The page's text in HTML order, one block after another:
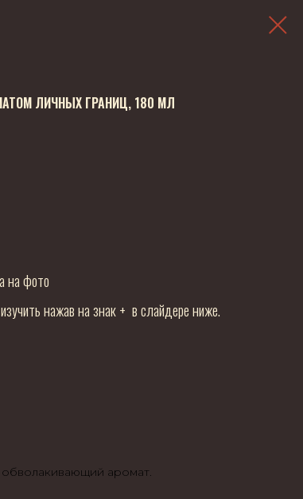
ЛИЧНЫХ ГРАНИЦ, 180 МЛ
на фото
нажав на знак + в слайдере ниже.
аромат.